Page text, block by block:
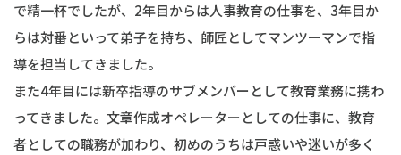
で精一杯でしたが、2年目からは人事教育の仕事を、3年目か
らは対番といって弟子を持ち、師匠としてマンツーマンで指
導を担当してきました。
また4年目には新卒指導のサブメンバーとして教育業務に携わ
ってきました。文章作成オペレーターとしての仕事に、教育
者としての職務が加わり、初めのうちは戸惑いや迷いが多く